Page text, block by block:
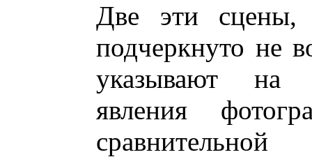
Две эти сцены,
подчеркнуто не
указывают на
явления